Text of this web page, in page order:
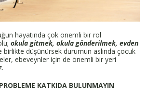
hayatında çok önemli bir rol
okulagitmek, okula gönderilmek, evden
birlikte düşünürsek durumun aslında çocuk
ebeveynler için de önemli bir yeri
KATKIDA BULUNMAYIN